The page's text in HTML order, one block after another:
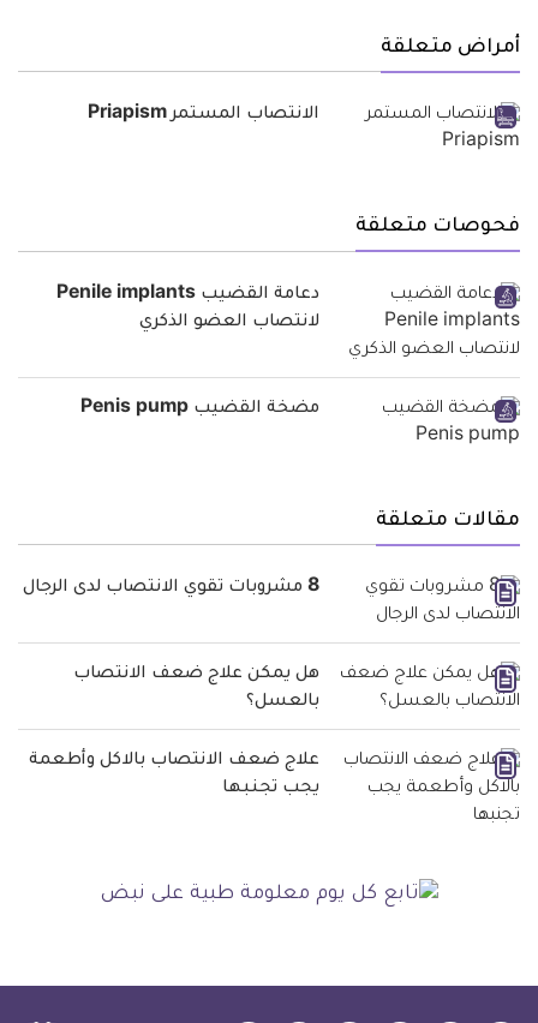
أمراض متعلقة
الانتصاب المستمر Priapism
فحوصات متعلقة
دعامة القضيب Penile implants
لانتصاب العضو الذكري
مضخة القضيب Penis pump
مقالات متعلقة
8 مشروبات تقوي الانتصاب لدى الرجال
هل يمكن علاج ضعف الانتصاب
بالعسل؟
علاج ضعف الانتصاب بالاكل وأطعمة
يجب تجنبها